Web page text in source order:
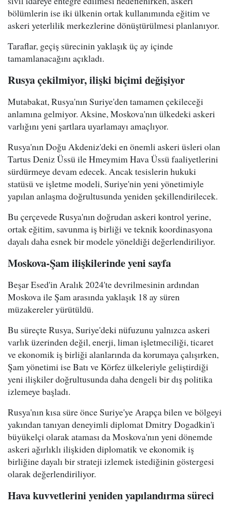
bölümlerin ise iki ülkenin ortak kullanımında eğitim ve
askeri yeterlilik merkezlerine dönüştürülmesi planlanıyor.
Taraflar, geçiş sürecinin yaklaşık üç ay içinde
tamamlanacağını açıkladı.
Rusya çekilmiyor, ilişki biçimi değişiyor
Mutabakat, Rusya'nın Suriye'den tamamen çekileceği
anlamına gelmiyor. Aksine, Moskova'nın ülkedeki askeri
varlığını yeni şartlara uyarlamayı amaçlıyor.
Rusya'nın Doğu Akdeniz'deki en önemli askeri üsleri olan
Tartus Deniz Üssü ile Hmeymim Hava Üssü faaliyetlerini
sürdürmeye devam edecek. Ancak tesislerin hukuki
statüsü ve işletme modeli, Suriye'nin yeni yönetimiyle
yapılan anlaşma doğrultusunda yeniden şekillendirilecek.
Bu çerçevede Rusya'nın doğrudan askeri kontrol yerine,
ortak eğitim, savunma iş birliği ve teknik koordinasyona
dayalı daha esnek bir modele yöneldiği değerlendiriliyor.
Moskova-Şam ilişkilerinde yeni sayfa
Beşar Esed'in Aralık 2024'te devrilmesinin ardından
Moskova ile Şam arasında yaklaşık 18 ay süren
müzakereler yürütüldü.
Bu süreçte Rusya, Suriye'deki nüfuzunu yalnızca askeri
varlık üzerinden değil, enerji, liman işletmeciliği, ticaret
ve ekonomik iş birliği alanlarında da korumaya çalışırken,
Şam yönetimi ise Batı ve Körfez ülkeleriyle geliştirdiği
yeni ilişkiler doğrultusunda daha dengeli bir dış politika
izlemeye başladı.
Rusya'nın kısa süre önce Suriye'ye Arapça bilen ve bölgeyi
yakından tanıyan deneyimli diplomat Dmitry Dogadkin'i
büyükelçi olarak ataması da Moskova'nın yeni dönemde
askeri ağırlıklı ilişkiden diplomatik ve ekonomik iş
birliğine dayalı bir strateji izlemek istediğinin göstergesi
olarak değerlendiriliyor.
Hava kuvvetlerini yeniden yapılandırma süreci